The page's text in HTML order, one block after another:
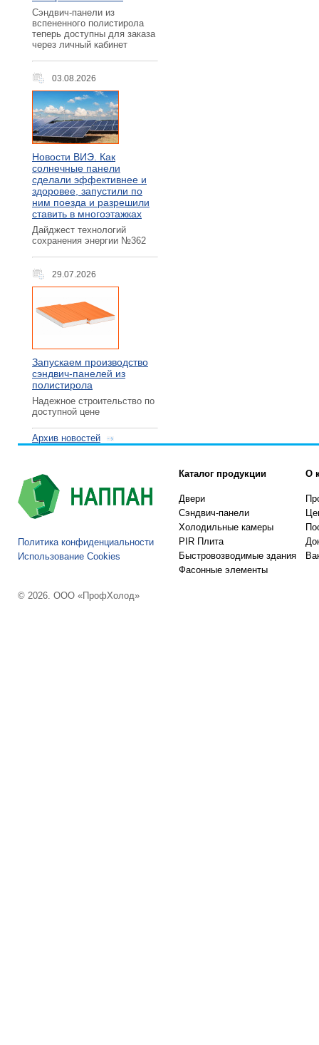
Сэндвич-панели из
вспененного полистирола
теперь доступны для заказа
через личный кабинет
03.08.2026
Новости ВИЭ. Как
солнечные панели
сделали эффективнее и
здоровее, запустили по
ним поезда и разрешили
ставить в многоэтажках
Дайджест технологий
сохранения энергии №362
29.07.2026
Запускаем производство
сэндвич-панелей из
полистирола
Надежное строительство по
доступной цене
Архив новостей
Политика конфиденциальности
Использование Cookies
© 2026. ООО «ПрофХолод»
Каталог продукции
Двери
Сэндвич-панели
Холодильные камеры
PIR Плита
Быстровозводимые здания
Фасонные элементы
О